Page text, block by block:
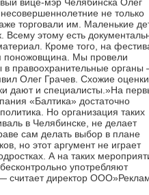
не только
торговали им. Маленькие
Всему этому есть
Кроме того, на
поножовщина. Мы провели
правоохранительные
Олег Грачев. Схожие оценки
дают и специалисты.»На
«Балтика» достаточно
Но организация таких
в Челябинске, не делает
сам делать выбор в плане
но этот аргумент не играет
А на таких
употребляют
считает директор